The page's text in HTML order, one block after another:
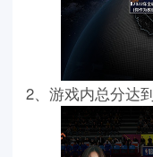
2、游戏内总分达